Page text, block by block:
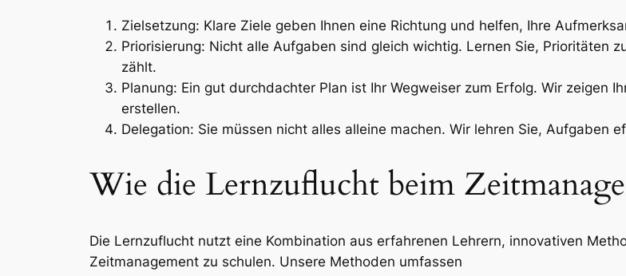
Zielsetzung: Klare Ziele geben Ihnen eine Richtung und helfen, Ihre
Priorisierung: Nicht alle Aufgaben sind gleich wichtig. Lernen Sie, Prioritäten
zählt.
Planung: Ein gut durchdachter Plan ist Ihr Wegweiser zum Erfolg. Wir zeigen
erstellen.
Delegation: Sie müssen nicht alles alleine machen. Wir lehren Sie, Aufgaben
Wie die Lernzuflucht beim
Die Lernzuflucht nutzt eine Kombination aus erfahrenen Lehrern, innovativen
Zeitmanagement zu schulen. Unsere Methoden umfassen